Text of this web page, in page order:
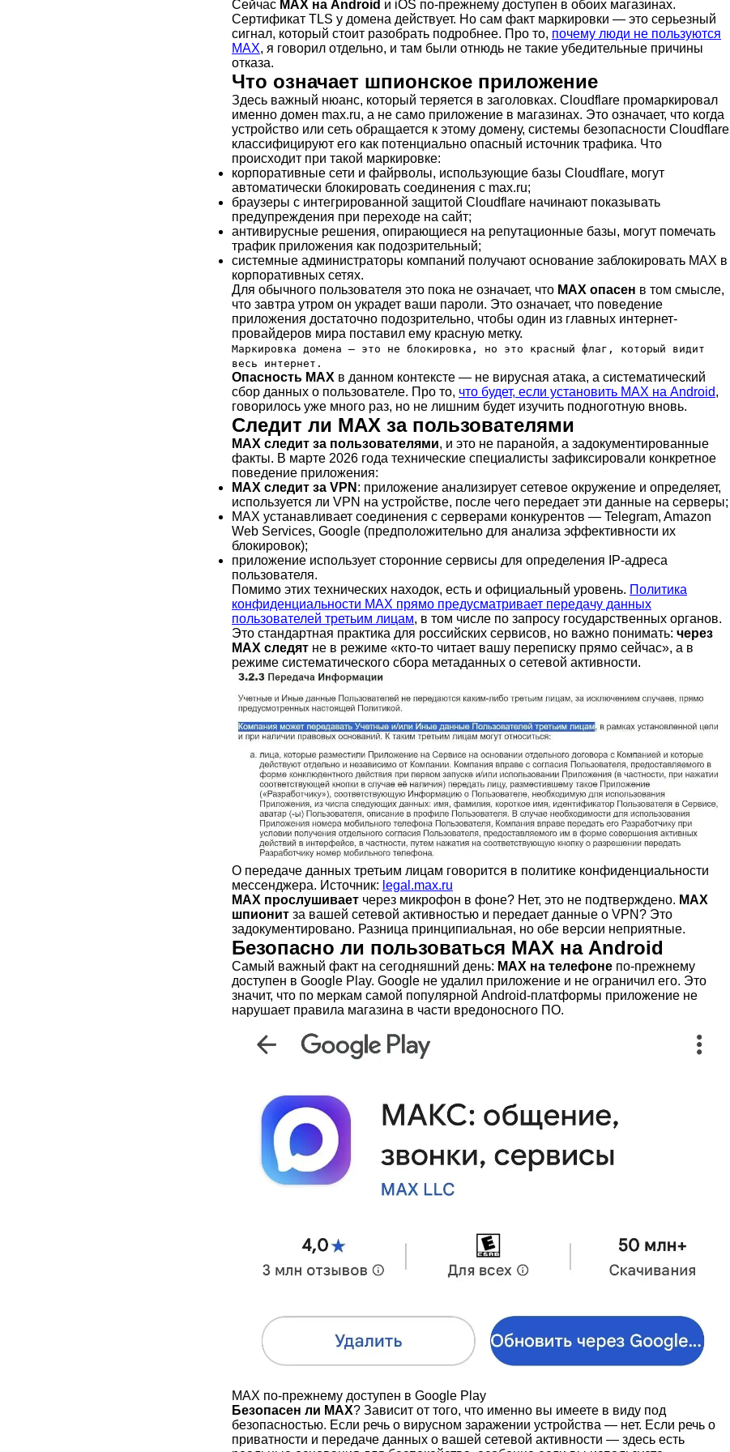
Сейчас MAX на Android и iOS по-прежнему доступен в обоих магазинах.
Сертификат TLS у домена действует. Но сам факт маркировки — это серьезный
сигнал, который стоит разобрать подробнее. Про то, почему люди не пользуются
MAX, я говорил отдельно, и там были отнюдь не такие убедительные причины
отказа.
Что означает шпионское приложение
Здесь важный нюанс, который теряется в заголовках. Cloudflare промаркировал
именно домен max.ru, а не само приложение в магазинах. Это означает, что когда
устройство или сеть обращается к этому домену, системы безопасности Cloudflare
классифицируют его как потенциально опасный источник трафика. Что
происходит при такой маркировке:
корпоративные сети и файрволы, использующие базы Cloudflare, могут
автоматически блокировать соединения с max.ru;
браузеры с интегрированной защитой Cloudflare начинают показывать
предупреждения при переходе на сайт;
антивирусные решения, опирающиеся на репутационные базы, могут помечать
трафик приложения как подозрительный;
системные администраторы компаний получают основание заблокировать MAX в
корпоративных сетях.
Для обычного пользователя это пока не означает, что MAX опасен в том смысле,
что завтра утром он украдет ваши пароли. Это означает, что поведение
приложения достаточно подозрительно, чтобы один из главных интернет-
провайдеров мира поставил ему красную метку.
Маркировка домена — это не блокировка, но это красный флаг, который видит
весь интернет.
Опасность MAX в данном контексте — не вирусная атака, а систематический
сбор данных о пользователе. Про то, что будет, если установить MAX на Android,
говорилось уже много раз, но не лишним будет изучить подноготную вновь.
Следит ли MAX за пользователями
MAX следит за пользователями, и это не паранойя, а задокументированные
факты. В марте 2026 года технические специалисты зафиксировали конкретное
поведение приложения:
MAX следит за VPN : приложение анализирует сетевое окружение и определяет,
используется ли VPN на устройстве, после чего передает эти данные на серверы;
MAX устанавливает соединения с серверами конкурентов — Telegram, Amazon
Web Services, Google (предположительно для анализа эффективности их
блокировок);
приложение использует сторонние сервисы для определения IP-адреса
пользователя.
Помимо этих технических находок, есть и официальный уровень. Политика
конфиденциальности MAX прямо предусматривает передачу данных
пользователей третьим лицам, в том числе по запросу государственных органов.
Это стандартная практика для российских сервисов, но важно понимать: через
MAX следят не в режиме «кто-то читает вашу переписку прямо сейчас», а в
режиме систематического сбора метаданных о сетевой активности.
О передаче данных третьим лицам говорится в политике конфиденциальности
мессенджера. Источник: legal.max.ru
MAX прослушивает через микрофон в фоне? Нет, это не подтверждено. MAX
шпионит за вашей сетевой активностью и передает данные о VPN? Это
задокументировано. Разница принципиальная, но обе версии неприятные.
Безопасно ли пользоваться MAX на Android
Самый важный факт на сегодняшний день: MAX на телефоне по-прежнему
доступен в Google Play. Google не удалил приложение и не ограничил его. Это
значит, что по меркам самой популярной Android-платформы приложение не
нарушает правила магазина в части вредоносного ПО.
MAX по-прежнему доступен в Google Play
Безопасен ли MAX? Зависит от того, что именно вы имеете в виду под
безопасностью. Если речь о вирусном заражении устройства — нет. Если речь о
приватности и передаче данных о вашей сетевой активности — здесь есть